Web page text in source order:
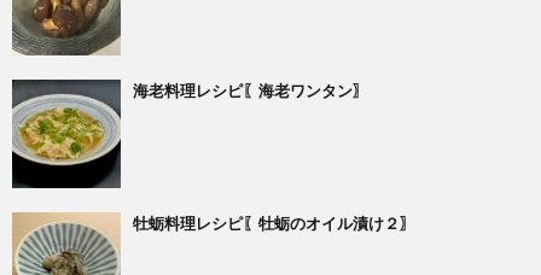
海老料理レシピ〖海老ワンタン〗
牡蛎料理レシピ〖牡蛎のオイル漬け２〗